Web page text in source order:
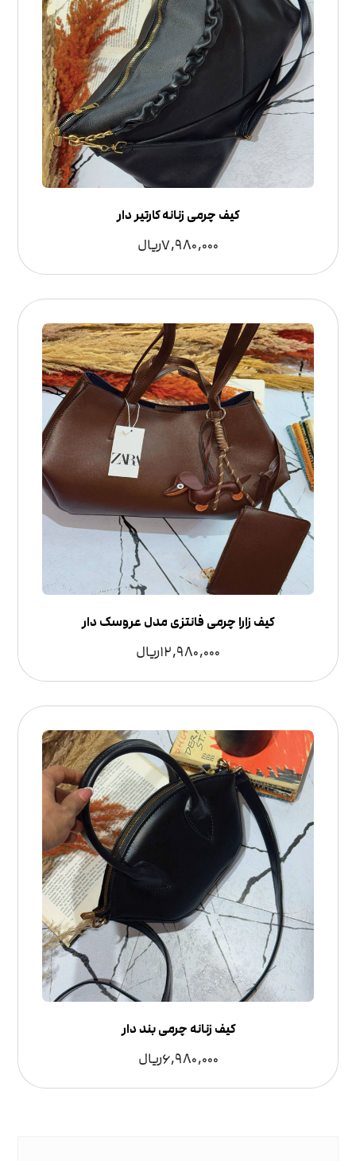
کیف چرمی زنانه کارتیر دار
7,980,000ریال
کیف زارا چرمی فانتزی مدل عروسک دار
12,980,000ریال
کیف زنانه چرمی بند دار
6,980,000ریال